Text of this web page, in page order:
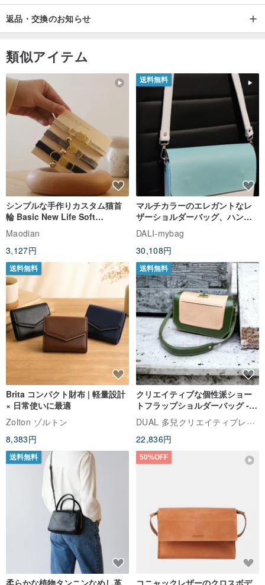
返品・交換のお知らせ
類似アイテム
シンプルな手作りカスタム猫首
輪 Basic New Life Soft
Organic Cat Collar | Simple
Soft Cat Collar
Maodian
3,127円
送料無料
マルチカラーのエレガントなレ
ザーショルダーバッグ、ハンド
メイド
DALI-mybag
30,108円
送料無料
Brita コンパクト財布 | 軽量設計
× 日常使いに最適
Zolton ゾルトン
8,383円
送料無料
クリエイティブな個性派ショー
トフラップショルダーバッグ -
ラッキーグリーン (ギフト オリ
ジナル)
DUAL 多兒クリエイティブレザーグッズ
22,836円
送料無料 50%OFF